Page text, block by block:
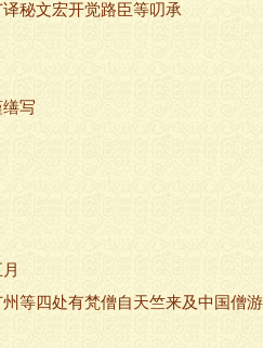
秘文宏开觉路臣等叨承
写
等四处有梵僧自天竺来及中国僧